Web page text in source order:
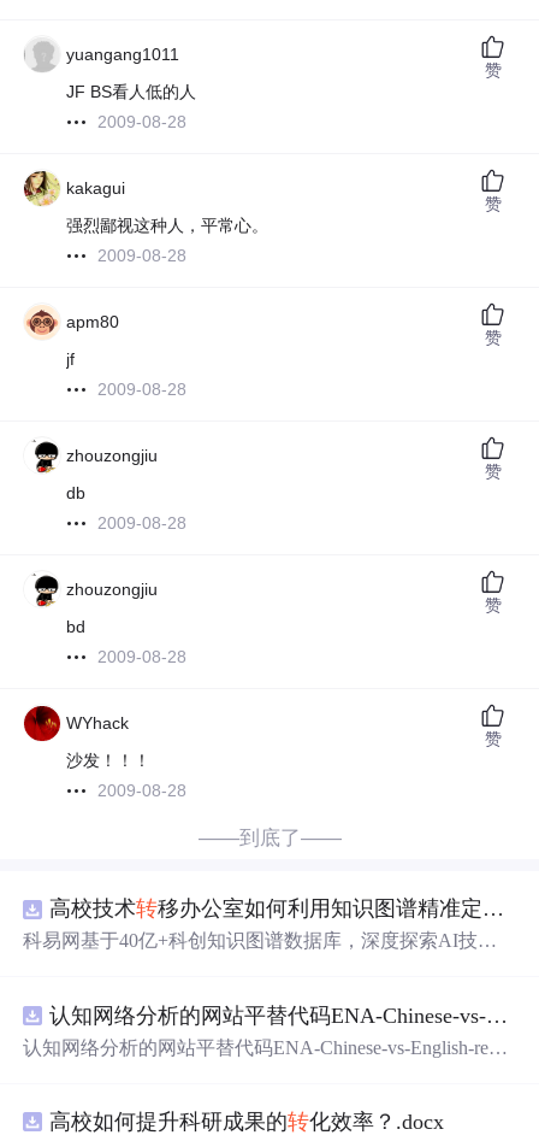
yuangang1011
JF BS看人低的人
2009-08-28
赞
kakagui
强烈鄙视这种人，平常心。
2009-08-28
赞
apm80
jf
2009-08-28
赞
zhouzongjiu
db
2009-08-28
赞
zhouzongjiu
bd
2009-08-28
赞
WYhack
沙发！！！
2009-08-28
赞
——到底了——
高校技术转移办公室如何利用知识图谱精准定位产业需求与技术适配点？.docx
科易网基于40亿+科创知识图谱数据库，深度探索AI技术
新领域的AI+数智化解决方案，推动科技创新与产业创新
智能化发展。
认知网络分析的网站平替代码ENA-Chinese-vs-English-reproducible.zip
认知网络分析的网站平替代码ENA-Chinese-vs-English-repro
高校如何提升科研成果的转化效率？.docx